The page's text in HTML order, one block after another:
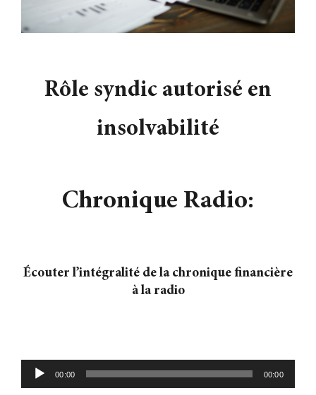
Contact
Rôle syndic autorisé en
insolvabilité
Chronique Radio:
Écouter l’intégralité de la chronique financière
à la radio
Lecteur00:00 00:00